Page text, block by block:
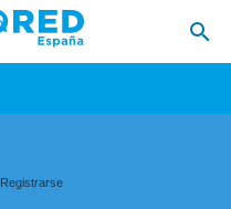
Registrarse